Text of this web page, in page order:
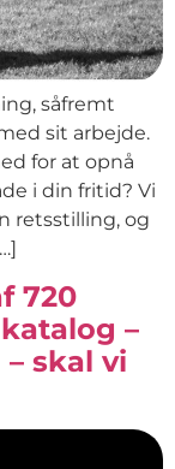
såfremt
sit arbejde.
for at opnå
i din fritid? Vi
retsstilling, og
720
–
skal vi